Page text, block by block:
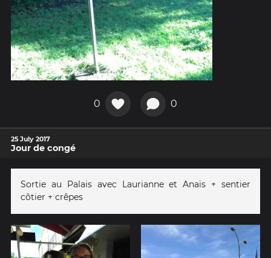
0 0
25 July 2017
Jour de congé
Sortie au Palais avec Laurianne et Anaïs + sentier
côtier + crêpes